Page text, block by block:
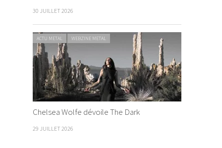
30 JUILLET 2026
ACTU METAL WEBZINE METAL
Chelsea Wolfe dévoile The Dark
29 JUILLET 2026